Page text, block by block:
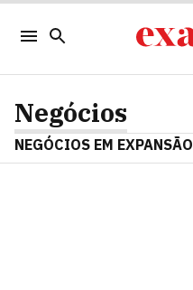
Negócios
NEGÓCIOS EM EXPANSÃO